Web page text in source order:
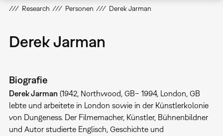
Research Personen Derek Jarman
Derek Jarman
Biografie
Derek Jarman (1942, Northwood, GB– 1994, London, GB
lebte und arbeitete in London sowie in der Künstlerkolonie
von Dungeness. Der Filmemacher, Künstler, Bühnenbildner
und Autor studierte Englisch, Geschichte und